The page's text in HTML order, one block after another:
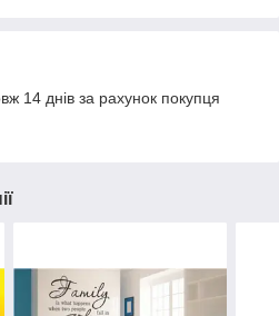
14 днів за рахунок покупця